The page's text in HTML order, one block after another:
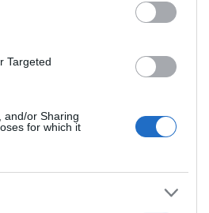
Targeted
and/or Sharing
for which it
per primo